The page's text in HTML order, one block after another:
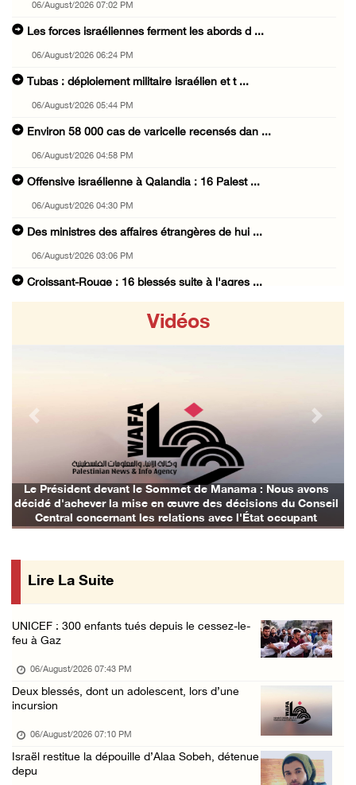
06/August/2026 07:02 PM
Les forces israéliennes ferment les abords d ...
06/August/2026 06:24 PM
Tubas : déploiement militaire israélien et t ...
06/August/2026 05:44 PM
Environ 58 000 cas de varicelle recensés dan ...
06/August/2026 04:58 PM
Offensive israélienne à Qalandia : 16 Palest ...
06/August/2026 04:30 PM
Des ministres des affaires étrangères de hui ...
06/August/2026 03:06 PM
Croissant-Rouge : 16 blessés suite à l'agres ...
06/August/2026 12:16 PM
Les forces d'occupation démolissent une mais ...
06/August/2026 12:08 PM
Des colons clôturent des terres dans le nord ...
06/August/2026 11:05 AM
Les autorités israéliennes démolissent un im ...
Incursion de l'occupation à Qalqilya
Blessures et incendies criminels de maisons ...
06/August/2026 12:24 AM
Trois Palestiniens blessés lors d'une attaqu ...
06/August/2026 12:21 AM
Vidéos
Le Président devant le Sommet de Manama : Nous avons
décidé d'achever la mise en œuvre des décisions du Conseil
Central concernant les relations avec l'État occupant
Previous Next
Lire La Suite
UNICEF : 300 enfants tués depuis le cessez-le-
feu à Gaz
06/August/2026 07:43 PM
Deux blessés, dont un adolescent, lors d’une
incursion
06/August/2026 07:10 PM
Israël restitue la dépouille d’Alaa Sobeh, détenue
depu